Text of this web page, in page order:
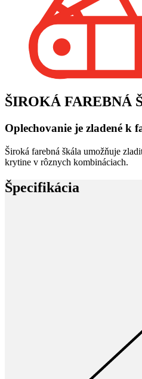
ŠIROKÁ FAREBNÁ
Oplechovanie je zladené k
Široká farebná škála umožňuje
krytine v rôznych kombináciach.
Špecifikácia